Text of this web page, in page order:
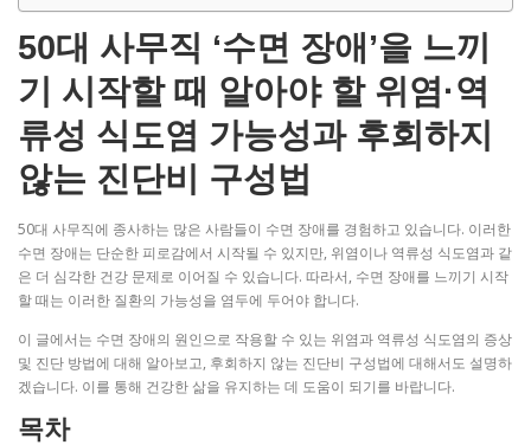
50대 사무직 ‘수면 장애’을 느끼
기 시작할 때 알아야 할 위염·역
류성 식도염 가능성과 후회하지
않는 진단비 구성법
50대 사무직에 종사하는 많은 사람들이 수면 장애를 경험하고 있습니다. 이러한
수면 장애는 단순한 피로감에서 시작될 수 있지만, 위염이나 역류성 식도염과 같
은 더 심각한 건강 문제로 이어질 수 있습니다. 따라서, 수면 장애를 느끼기 시작
할 때는 이러한 질환의 가능성을 염두에 두어야 합니다.
이 글에서는 수면 장애의 원인으로 작용할 수 있는 위염과 역류성 식도염의 증상
및 진단 방법에 대해 알아보고, 후회하지 않는 진단비 구성법에 대해서도 설명하
겠습니다. 이를 통해 건강한 삶을 유지하는 데 도움이 되기를 바랍니다.
목차